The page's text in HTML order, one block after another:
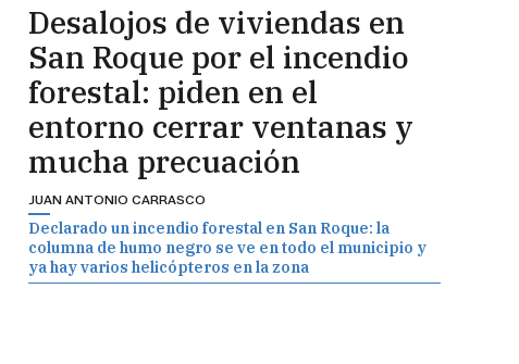
Desalojos de viviendas en
San Roque por el incendio
forestal: piden en el
entorno cerrar ventanas y
mucha precuación
JUAN ANTONIO CARRASCO
Declarado un incendio forestal en San Roque: la
columna de humo negro se ve en todo el municipio y
ya hay varios helicópteros en la zona